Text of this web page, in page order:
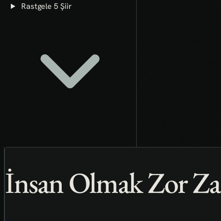
Rastgele 5 Şiir
İnsan Olmak Zor